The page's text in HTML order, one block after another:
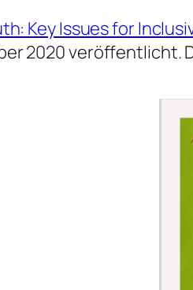
Key Issues for
2020 veröffentlicht.